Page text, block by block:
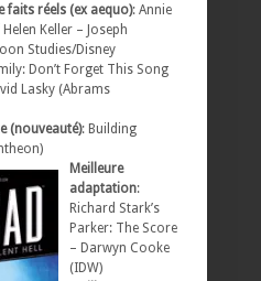
faits réels (ex aequo): Annie
Keller – Joseph
Studies/Disney
Don’t Forget This Song
Lasky (Abrams
(nouveauté): Building
Meilleure
adaptation:
Richard Stark’s
Parker: The Score
– Darwyn Cooke
(IDW)